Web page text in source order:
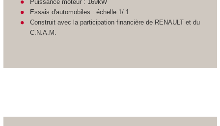
Puissance moteur : 169kW
Essais d'automobiles : échelle 1/ 1
Construit avec la participation financière de RENAULT et du
C.N.A.M.